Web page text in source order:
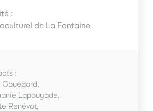
:
de La Fontaine
:
Gouedard,
Lapouyade,
Renévot,